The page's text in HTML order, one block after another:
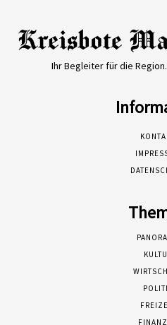
Ihr Begleiter für die